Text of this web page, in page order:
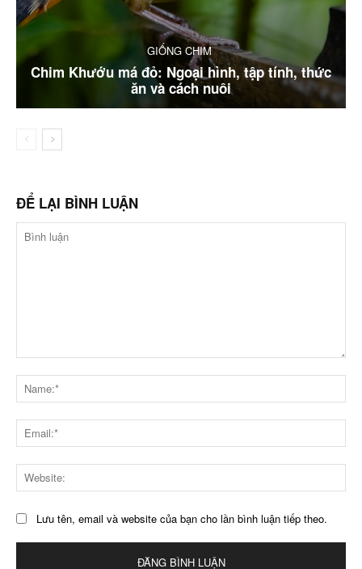
GIỐNG CHIM
Chim Khướu má đỏ: Ngoại hình, tập tính, thức
ăn và cách nuôi
ĐỂ LẠI BÌNH LUẬN
luận
Lưu tên, email và website của bạn cho lần bình luận tiếp theo.